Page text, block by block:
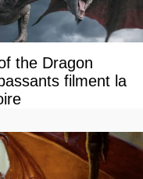
the Dragon
filment la